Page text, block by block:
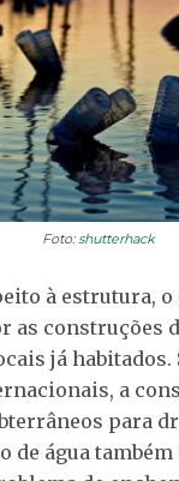
Foto:shutterhack
à estrutura, o
as construções
já habitados.
a
para
de água